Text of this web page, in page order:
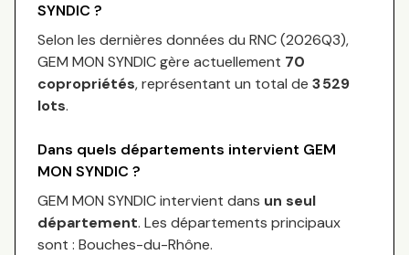
SYNDIC ?
Selon les dernières données du RNC (2026Q3),
GEM MON SYNDICgère actuellement 70
copropriétés, représentant un total de 3 529
lots.
Dans quels départements intervient GEM
MON SYNDIC ?
GEM MON SYNDICintervient dans un seul
département. Les départements principaux
sont : Bouches-du-Rhône.